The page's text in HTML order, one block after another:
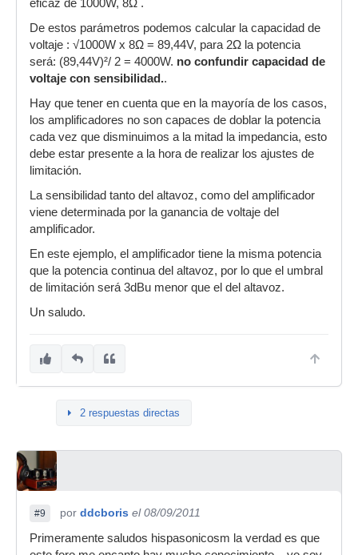
eficaz de 1000W, 8Ω .
De estos parámetros podemos calcular la capacidad de
voltaje : √1000W x 8Ω = 89,44V, para 2Ω la potencia
será: (89,44V)²/ 2 = 4000W. no confundir capacidad de
voltaje con sensibilidad..
Hay que tener en cuenta que en la mayoría de los casos,
los amplificadores no son capaces de doblar la potencia
cada vez que disminuimos a la mitad la impedancia, esto
debe estar presente a la hora de realizar los ajustes de
limitación.
La sensibilidad tanto del altavoz, como del amplificador
viene determinada por la ganancia de voltaje del
amplificador.
En este ejemplo, el amplificador tiene la misma potencia
que la potencia continua del altavoz, por lo que el umbral
de limitación será 3dBu menor que el del altavoz.
Un saludo.
2 respuestas directas
#9 por ddcboris el 08/09/2011
Primeramente saludos hispasonicosm la verdad es que